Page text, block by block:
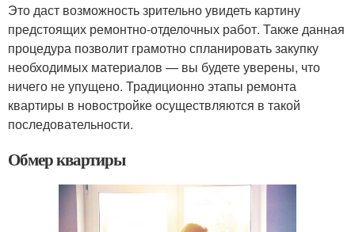
Это даст возможность зрительно увидеть картину
предстоящих ремонтно-отделочных работ. Также данная
процедура позволит грамотно спланировать закупку
необходимых материалов — вы будете уверены, что
ничего не упущено. Традиционно этапы ремонта
квартиры в новостройке осуществляются в такой
последовательности.
Обмер квартиры